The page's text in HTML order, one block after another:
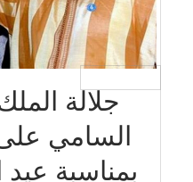
جلالة
بمناسبة